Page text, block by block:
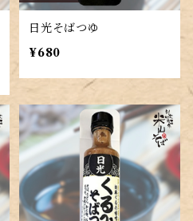
日光そばつゆ
¥680